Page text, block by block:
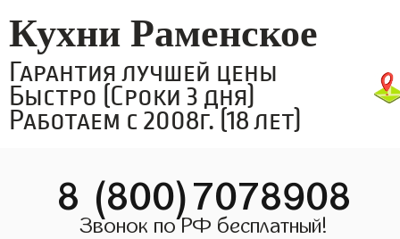
Кухни Раменское
Гарантия лучшей цены
Быстро (Сроки 3 дня)
Работаем с 2008г. (18 лет)
8 (800)7078908
Звонок по РФ бесплатный!